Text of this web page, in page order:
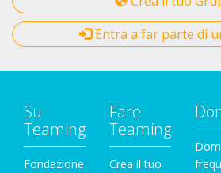
Entra a far parte di
Su
Teaming
Fondazione
Fare
Teaming
Crea il tuo